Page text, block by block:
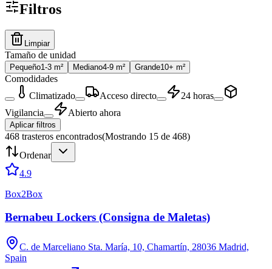
Filtros
Limpiar
Tamaño de unidad
Pequeño1-3 m² Mediano4-9 m² Grande10+ m²
Comodidades
Climatizado
Acceso directo
24 horas
Vigilancia
Abierto ahora
Aplicar filtros
468 trasteros encontrados(Mostrando 15 de 468)
Ordenar
4.9
Box2Box
Bernabeu Lockers (Consigna de Maletas)
C. de Marceliano Sta. María, 10, Chamartín, 28036 Madrid,
Spain